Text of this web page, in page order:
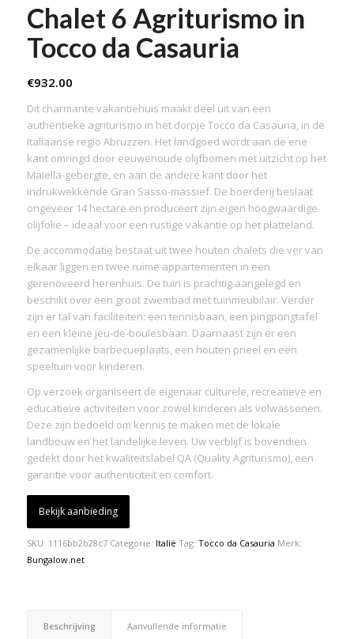
Chalet 6 Agriturismo in
Tocco da Casauria
€932.00
Dit charmante vakantiehuis maakt deel uit van een
authentieke agriturismo in het dorpje Tocco da Casauria, in de
Italiaanse regio Abruzzen. Het landgoed wordt aan de ene
kant omringd door eeuwenoude olijfbomen met uitzicht op het
Maiella-gebergte, en aan de andere kant door het
indrukwekkende Gran Sasso-massief. De boerderij beslaat
ongeveer 14 hectare en produceert zijn eigen hoogwaardige
olijfolie – ideaal voor een rustige vakantie op het platteland.
De accommodatie bestaat uit twee houten chalets die ver van
elkaar liggen en twee ruime appartementen in een
gerenoveerd herenhuis. De tuin is prachtig aangelegd en
beschikt over een groot zwembad met tuinmeubilair. Verder
zijn er tal van faciliteiten: een tennisbaan, een pingpongtafel
en een kleine jeu-de-boulesbaan. Daarnaast zijn er een
gezamenlijke barbecueplaats, een houten prieel en een
speeltuin voor kinderen.
Op verzoek organiseert de eigenaar culturele, recreatieve en
educatieve activiteiten voor zowel kinderen als volwassenen.
Deze zijn bedoeld om kennis te maken met de lokale
landbouw en het landelijke leven. Uw verblijf is bovendien
gedekt door het kwaliteitslabel QA (Quality Agriturismo), een
garantie voor authenticiteit en comfort.
Bekijk aanbieding
SKU: 1116bb2b28c7 Categorie: Italië Tag: Tocco da Casauria Merk:
Bungalow.net
Beschrijving Aanvullende informatie